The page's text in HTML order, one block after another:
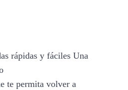
rápidas y fáciles Una
te permita volver a